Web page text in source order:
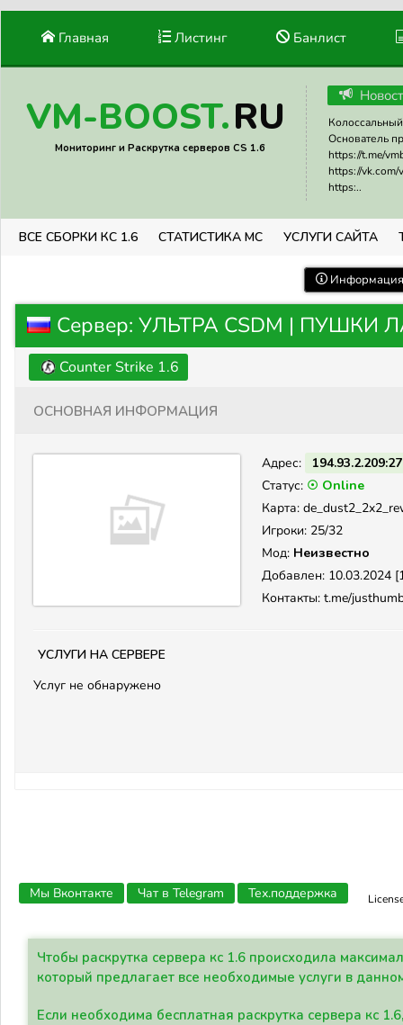
Главная Листинг Банлист
VM-BOOST.RU
Мониторинг и Раскрутка серверов CS 1.6
Основатель
https://t.me/
https://vk.com/
https:..
ВСЕ СБОРКИ КС 1.6 СТАТИСТИКА МС УСЛУГИ САЙТА
Сервер: УЛЬТРА CSDM | ПУШКИ
Counter Strike 1.6
Основная информация
Адрес:
Статус: ☉ Online
Карта:
Игроки: 25/32
Мод: Неизвестно
Добавлен: 10.03.2024
Контакты: t.me/
Услуги на сервере
Услуг не обнаружено
Мы Вконтакте Чат в Telegram Тех.поддержка
Чтобы раскрутка сервера кс 1.6 происходила
который предлагает все необходимые услуги в
Если необходима бесплатная раскрутка сервера кс